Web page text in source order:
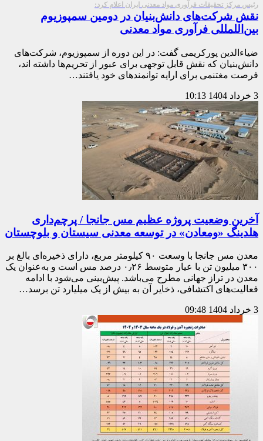
رئیس مرکز تحقیقات فرآوری مواد معدنی ایران اعلام کرد:
نقش شرکت‌های دانش‌بنیان در دومین سمپوزیوم
بین‌اللمللی فرآوری مواد معدنی
ضیاءالدین پورکریمی گفت: در این دوره از سمپوزیوم، شرکت‌های
دانش‌بنیان که نقش قابل توجهی برای عبور از تحریم‌ها داشته اند،
فرصت مغتنمی برای ارایه توانمندهای خود یافتند…
3 خرداد 1404 10:13
آخرین وضعیت پروژه عظیم مس جانجا / پرچم‌داری
هلدینگ «ومعادن» در توسعه معدنی سیستان و بلوچستان
معدن مس جانجا با وسعت ۹۰ کیلومتر مربع، دارای ذخیره‌ای بالغ بر
۳۰۰ میلیون تن با عیار متوسط ۰٫۲۶ درصد مس است و به‌عنوان یک
معدن در تراز جهانی مطرح می‌باشد. پیش‌بینی می‌شود با ادامه
فعالیت‌های اکتشافی، ذخایر آن به بیش از یک میلیارد تن برسد…
3 خرداد 1404 09:48